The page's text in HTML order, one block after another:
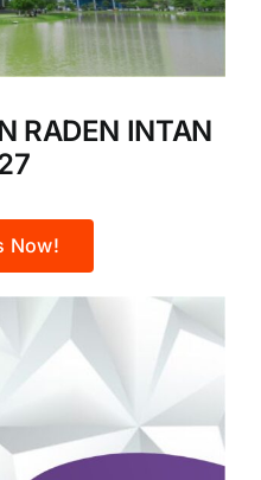
RADEN INTAN
Now!